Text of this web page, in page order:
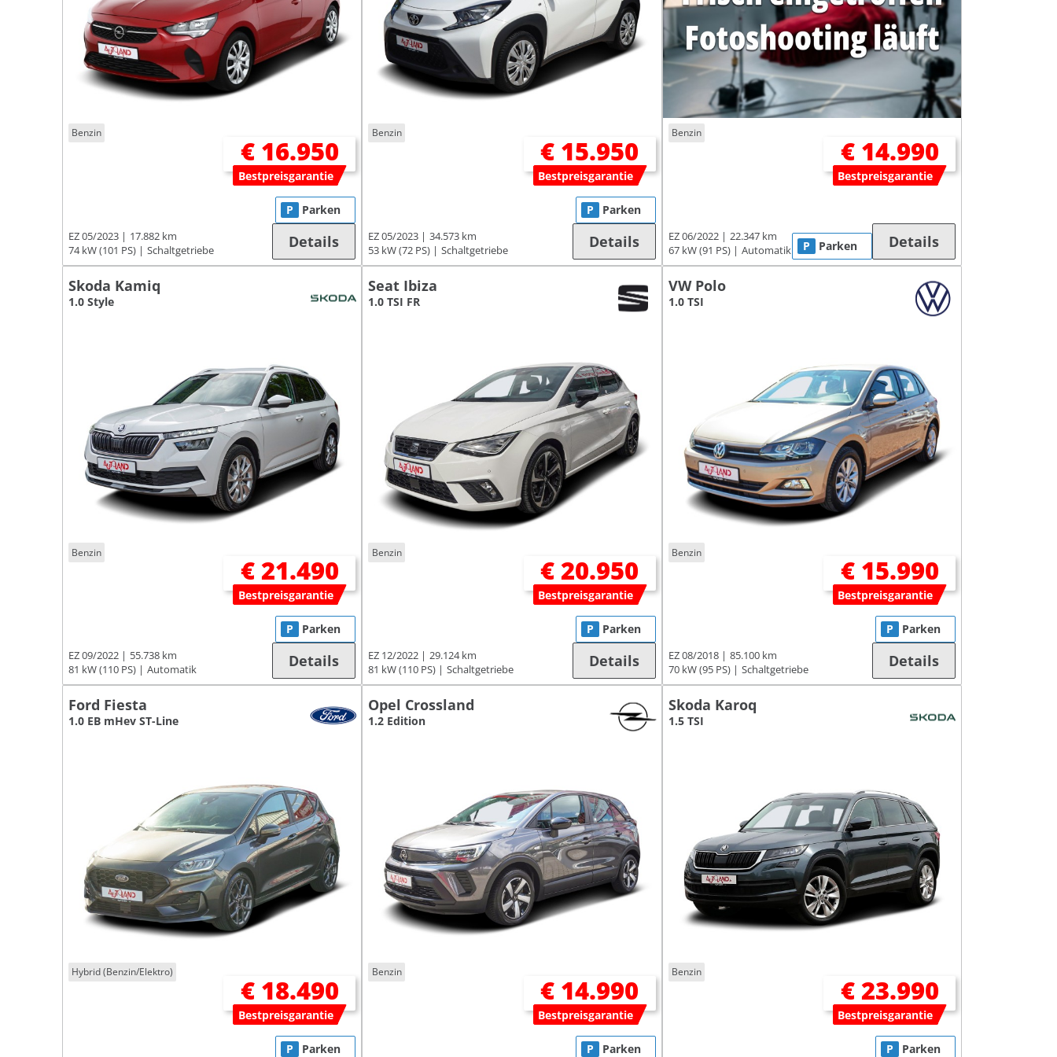
Benzin
€ 16.950
Bestpreisgarantie
EZ 05/2023
17.882 km
74 kW (101 PS)
Schaltgetriebe
P Parken
Details
Benzin
€ 15.950
Bestpreisgarantie
EZ 05/2023
34.573 km
53 kW (72 PS)
Schaltgetriebe
P Parken
Details
Benzin
€ 14.990
Bestpreisgarantie
EZ 06/2022
22.347 km
67 kW (91 PS)
Automatik P Parken Details
Skoda Kamiq
1.0 Style
Benzin
€ 21.490
Bestpreisgarantie
EZ 09/2022
55.738 km
81 kW (110 PS)
Automatik
P Parken
Details
Seat Ibiza
1.0 TSI FR
Benzin
€ 20.950
Bestpreisgarantie
EZ 12/2022
29.124 km
81 kW (110 PS)
Schaltgetriebe
P Parken
Details
VW Polo
1.0 TSI
Benzin
€ 15.990
Bestpreisgarantie
EZ 08/2018
85.100 km
70 kW (95 PS)
Schaltgetriebe
P Parken
Details
Ford Fiesta
1.0 EB mHev ST-Line
Hybrid (Benzin/Elektro)
€ 18.490
Bestpreisgarantie
P Parken
Opel Crossland
1.2 Edition
Benzin
€ 14.990
Bestpreisgarantie
P Parken
Skoda Karoq
1.5 TSI
Benzin
€ 23.990
Bestpreisgarantie
P Parken